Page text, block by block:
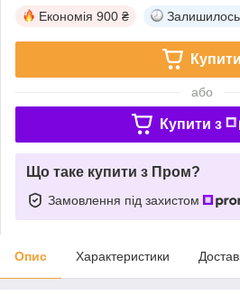
Економія 900 ₴ Залишилось
Купити
або
Купити з
Що таке купити з Пром?
Замовлення під захистом
Опис Характеристики